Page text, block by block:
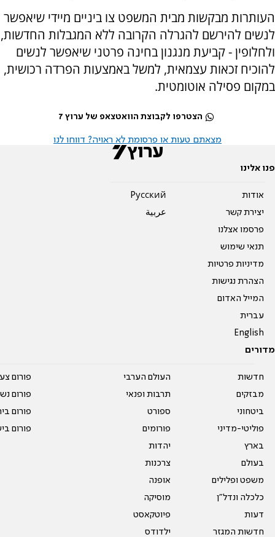
העותרות מבקשות מבית המשפט צו ביניים מיידי שיאפשר
לנשים להירשם להגרלה הקרובה ללא המגבלות החדשות,
ולחלופין - קביעת מנגנון בחינה פרטני שיאפשר לנשים
להוכיח זכאות עצמאית, למשל באמצעות הפרדה רכושית,
במקום פסילה אוטומטית.
הצטרפו לקבוצת הוואטצאפ של ערוץ 7
מצאתם טעות או פרסומת לא ראויה? דווחו לנו
פנו אלינו
אודות
יצירת קשר
פרסמו אצלנו
תנאי שימוש
מדיניות פרטיות
הצהרת נגישות
המייל האדום
עברית
English
Pусский
عربية
מדורים
חדשות
מבזקים
ביטחוני
פוליטי-מדיני
בארץ
בעולם
משפט ופלילים
כלכלה ונדל"ן
דעות
חדשות המגזר
העולם הערבי
תרבות ופנאי
ספורט
פורומים
יהדות
צרכנות
אופנה
מוסיקה
פיוטקאסט
ילדודס
פורום
פורום
פורום
פורום